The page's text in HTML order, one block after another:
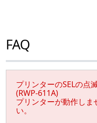
FAQ
プリンターのSELの点
(RWP-611A)
プリンターが動作しま
い。